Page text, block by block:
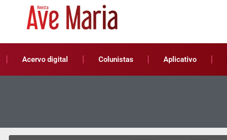
Acervo digital Colunistas Aplicativo